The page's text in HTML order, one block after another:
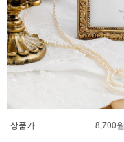
상품가 8,700원